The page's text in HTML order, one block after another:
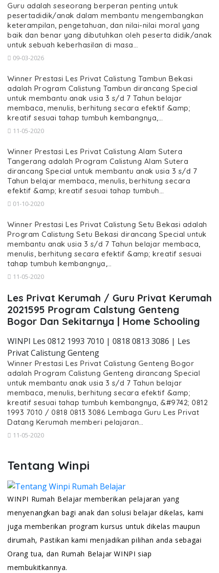
Guru adalah seseorang berperan penting untuk
pesertadidik/anak dalam membantu mengembangkan
keterampilan, pengetahuan, dan nilai-nilai moral yang
baik dan benar yang dibutuhkan oleh peserta didik/anak
untuk sebuah keberhasilan di masa…
09-03-2026
Winner Prestasi Les Privat Calistung Tambun Bekasi
adalah Program Calistung Tambun dirancang Special
untuk membantu anak usia 3 s/d 7 Tahun belajar
membaca, menulis, berhitung secara efektif &amp;
kreatif sesuai tahap tumbuh kembangnya,…
11-05-2020
Winner Prestasi Les Privat Calistung Alam Sutera
Tangerang adalah Program Calistung Alam Sutera
dirancang Special untuk membantu anak usia 3 s/d 7
Tahun belajar membaca, menulis, berhitung secara
efektif &amp; kreatif sesuai tahap tumbuh…
01-10-2020
Winner Prestasi Les Privat Calistung Setu Bekasi adalah
Program Calistung Setu Bekasi dirancang Special untuk
membantu anak usia 3 s/d 7 Tahun belajar membaca,
menulis, berhitung secara efektif &amp; kreatif sesuai
tahap tumbuh kembangnya,…
11-05-2020
Les Privat Kerumah / Guru Privat Kerumah
2021595 Program Calstung Genteng
Bogor Dan Sekitarnya | Home Schooling
WINPI Les 0812 1993 7010 | 0818 0813 3086 | Les
Privat Calistung Genteng
Winner Prestasi Les Privat Calistung Genteng Bogor
adalah Program Calistung Genteng dirancang Special
untuk membantu anak usia 3 s/d 7 Tahun belajar
membaca, menulis, berhitung secara efektif &amp;
kreatif sesuai tahap tumbuh kembangnya, &#9742; 0812
1993 7010 / 0818 0813 3086 Lembaga Guru Les Privat
Datang Kerumah memberi pelajaran…
11-05-2020
Tentang Winpi
WINPI Rumah Belajar memberikan pelajaran yang
menyenangkan bagi anak dan solusi belajar dikelas, kami
juga memberikan program kursus untuk dikelas maupun
dirumah, Pastikan kami menjadikan pilihan anda sebagai
Orang tua, dan Rumah Belajar WINPI siap
membukitkannya.